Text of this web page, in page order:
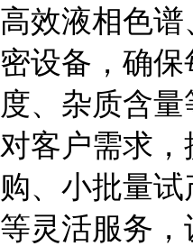
高效液相色
密设备，确
度、杂质含
对客户需求
购、小批量
等灵活服务